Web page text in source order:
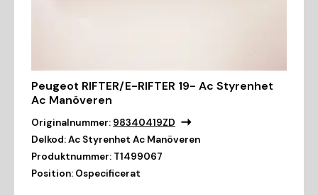
Peugeot RIFTER/E-RIFTER 19- Ac Styrenhet
Ac Manöveren
Originalnummer: 98340419ZD
Delkod:Ac Styrenhet Ac Manöveren
Produktnummer: T1499067
Position: Ospecificerat